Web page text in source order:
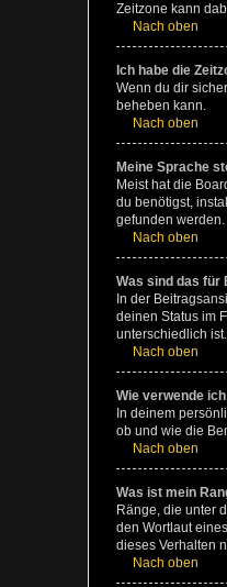
Zeitzone kann
Nach oben
Ich habe die
Wenn du dir
beheben kann.
Nach oben
Meine Sprache
Meist hat die
du benötigst,
gefunden werden.
Nach oben
Was sind das für
In der
deinen Status im
unterschiedlich ist.
Nach oben
Wie verwende
In deinem
ob und wie die
Nach oben
Was ist mein
Ränge, die unter
den Wortlaut
dieses Verhalten
Nach oben